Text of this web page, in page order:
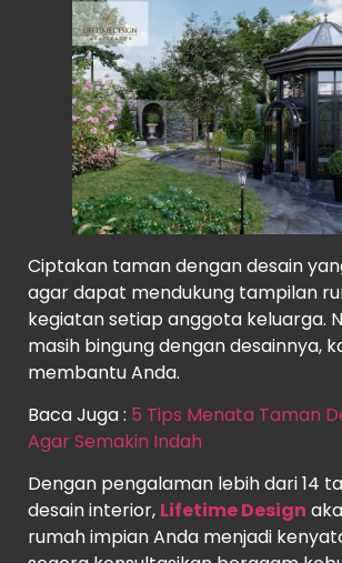
Ciptakan taman dengan desain
agar dapat mendukung tampilan
kegiatan setiap anggota keluarga.
masih bingung dengan desainnya,
membantu Anda.
Baca Juga : 5 Tips Menata Taman
Agar Semakin Indah
Dengan pengalaman lebih dari 14
desain interior, Lifetime Design
rumah impian Anda menjadi